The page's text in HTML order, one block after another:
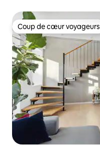
Coup de cœur voyageurs
Coup de cœur voyageurs